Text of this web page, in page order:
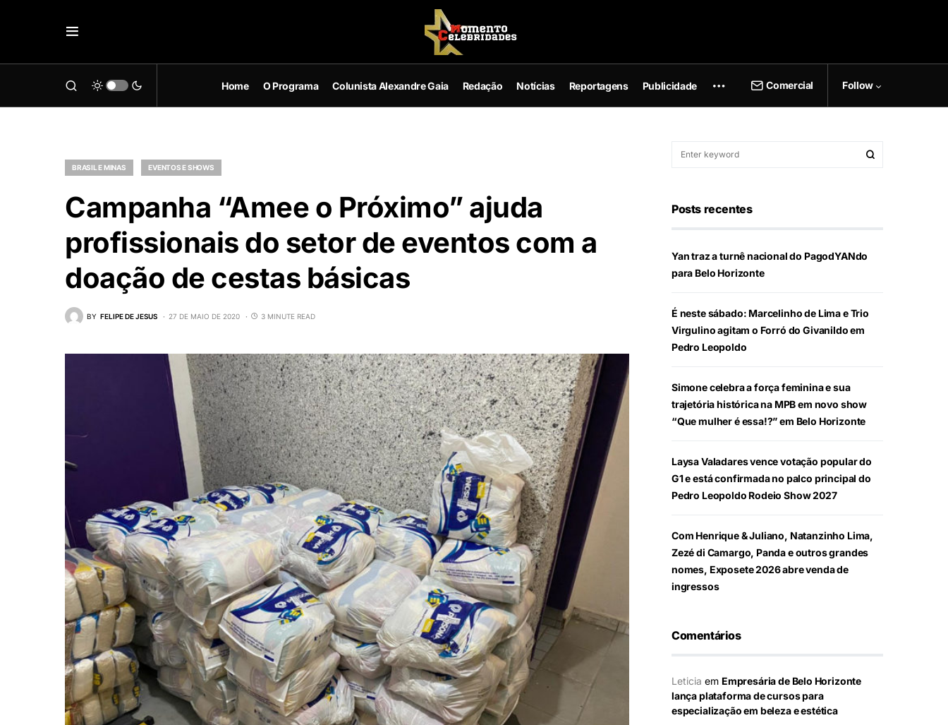
Home O Programa Colunista Alexandre Gaia Redação Notícias Reportagens Publicidade Comercial Follow
BRASIL E MINAS EVENTOS E SHOWS
Campanha “Amee o Próximo” ajuda
profissionais do setor de eventos com a
doação de cestas básicas
BY FELIPE DE JESUS 27 DE MAIO DE 2020 3 MINUTE READ
Posts recentes
Yan traz a turnê nacional do PagodYANdo
para Belo Horizonte
É neste sábado: Marcelinho de Lima e Trio
Virgulino agitam o Forró do Givanildo em
Pedro Leopoldo
Simone celebra a força feminina e sua
trajetória histórica na MPB em novo show
“Que mulher é essa!?” em Belo Horizonte
Laysa Valadares vence votação popular do
G1 e está confirmada no palco principal do
Pedro Leopoldo Rodeio Show 2027
Com Henrique & Juliano, Natanzinho Lima,
Zezé di Camargo, Panda e outros grandes
nomes, Exposete 2026 abre venda de
ingressos
Comentários
Leticia em Empresária de Belo Horizonte
lança plataforma de cursos para
especialização em beleza e estética